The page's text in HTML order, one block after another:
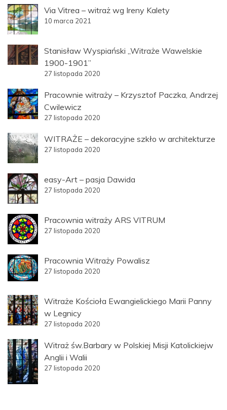
Via Vitrea – witraż wg Ireny Kalety
10 marca 2021
Stanisław Wyspiański „Witraże Wawelskie
1900-1901”
27 listopada 2020
Pracownie witraży – Krzysztof Paczka, Andrzej
Cwilewicz
27 listopada 2020
WITRAŻE – dekoracyjne szkło w architekturze
27 listopada 2020
easy-Art – pasja Dawida
27 listopada 2020
Pracownia witraży ARS VITRUM
27 listopada 2020
Pracownia Witraży Powalisz
27 listopada 2020
Witraże Kościoła Ewangielickiego Marii Panny
w Legnicy
27 listopada 2020
Witraż św.Barbary w Polskiej Misji Katolickiejw
Anglii i Walii
27 listopada 2020